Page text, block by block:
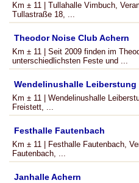
Km ± 11 | Tullahalle Vimbuch,
Tullastraße 18, ...
Theodor Noise Club Achern
Km ± 11 | Seit 2009 finden im
unterschiedlichsten Feste und ...
Wendelinushalle Leiberstung
Km ± 11 | Wendelinushalle
Freistett, ...
Festhalle Fautenbach
Km ± 11 | Festhalle Fautenbach,
Fautenbach, ...
Janhalle Achern